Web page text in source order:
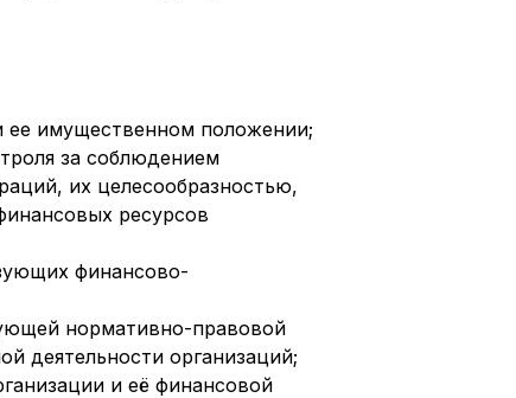
ее имущественном положении;
за соблюдением
их целесообразностью,
ресурсов
финансово-
нормативно-правовой
деятельности организаций;
и её финансовой